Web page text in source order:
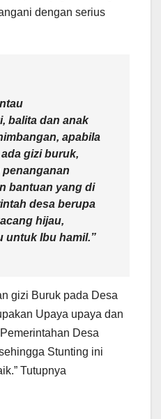
dengan serius
balita dan anak
apabila
gizi buruk,
bantuan yang di
desa berupa
hijau,
untuk Ibu hamil.”
gizi Buruk pada Desa
Upaya upaya dan
Desa
Stunting ini
Tutupnya